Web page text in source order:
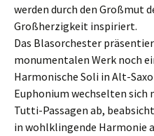
werden durch den Großmut
Großherzigkeit inspiriert.
Das Blasorchester
monumentalen Werk noch
Harmonische Soli in Alt-
Euphonium wechselten
Tutti-Passagen ab,
in wohlklingende Harmonie